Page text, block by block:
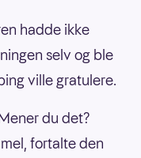
hadde ikke
selv og ble
ville gratulere.
du det?
fortalte den